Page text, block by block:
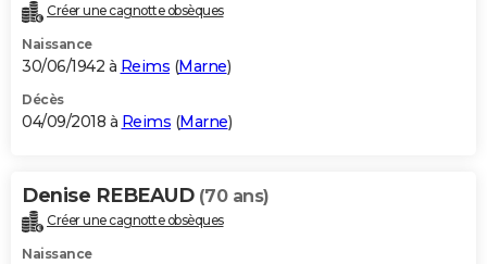
Créer une cagnotte obsèques
Naissance
30/06/1942 à Reims (Marne)
Décès
04/09/2018 à Reims (Marne)
Denise REBEAUD (70 ans)
Créer une cagnotte obsèques
Naissance